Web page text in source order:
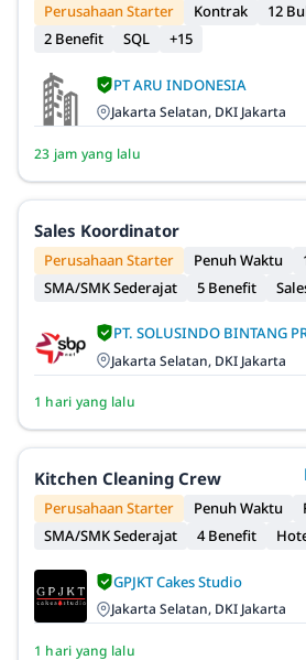
Perusahaan Starter Kontrak 12
2 Benefit
SQL +15
PT ARU INDONESIA
Jakarta Selatan, DKI Jakarta
23 jam yang lalu
Sales Koordinator
Perusahaan Starter Penuh Waktu
SMA/SMK Sederajat
5 Benefit
PT. SOLUSINDO BINTANG
Jakarta Selatan, DKI Jakarta
1 hari yang lalu
Kitchen Cleaning Crew
Perusahaan Starter Penuh Waktu
SMA/SMK Sederajat
4 Benefit
GPJKT Cakes Studio
Jakarta Selatan, DKI Jakarta
1 hari yang lalu